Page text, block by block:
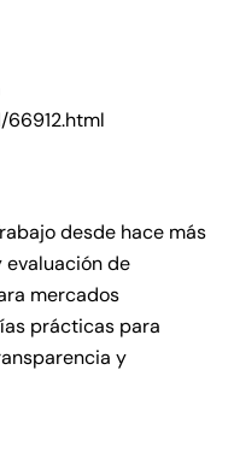
desde hace más
de
mercados
prácticas para
y